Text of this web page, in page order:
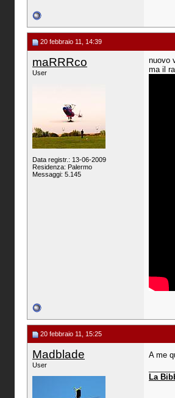
20 febbraio 11, 14:39
maRRRco
User
Data registr.: 13-06-2009
Residenza: Palermo
Messaggi: 5.145
nuovo
ma il
20 febbraio 11, 15:25
Madblade
User
A me
La